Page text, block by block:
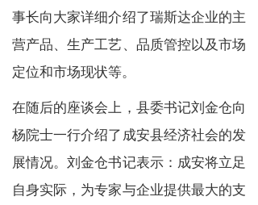
事长向大家详细介绍了瑞斯达企业的主
营产品、生产工艺、品质管控以及市场
定位和市场现状等。
在随后的座谈会上，县委书记刘金仓向
杨院士一行介绍了成安县经济社会的发
展情况。刘金仓书记表示：成安将立足
自身实际，为专家与企业提供最大的支